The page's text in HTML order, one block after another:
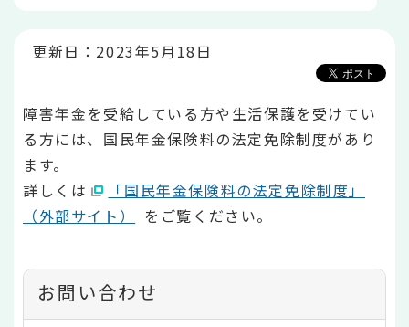
更新日：2023年5月18日
障害年金を受給している方や生活保護を受けてい
る方には、国民年金保険料の法定免除制度があり
ます。
詳しくは
「国民年金保険料の法定免除制度」
（外部サイト）
をご覧ください。
お問い合わせ